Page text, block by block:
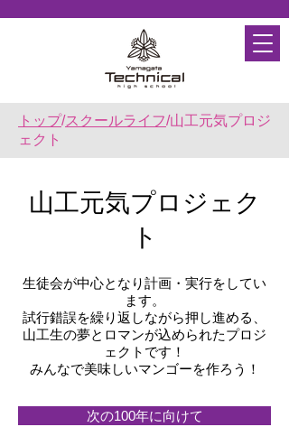
トップ/スクールライフ/山工元気プロジ
ェクト
山工元気プロジェク
ト
生徒会が中心となり計画・実行をしてい
ます。
試行錯誤を繰り返しながら押し進める、
山工生の夢とロマンが込められたプロジ
ェクトです！
​みんなで美味しいマンゴーを作ろう！
次の100年に向けて